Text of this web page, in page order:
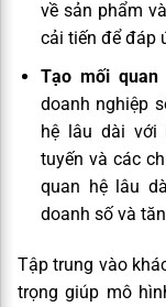
về sản phẩm
cải tiến để đáp
Tạo mối
doanh nghiệp
hệ lâu dài với
tuyến và các
quan hệ lâu
doanh số và
Tập trung vào
trọng giúp mô